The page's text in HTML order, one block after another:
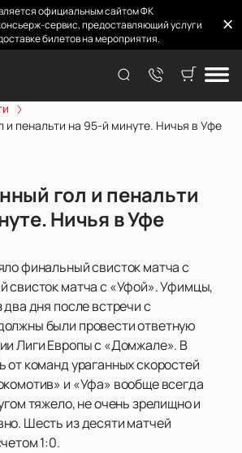
официальным сайтом ФК
сервис, предоставляющий услуги
билетов на мероприятия.
и пенальти на 95-й минуте. Ничья в Уфе
гол и пенальти
Ничья в Уфе
финальный свисток матча с
свисток матча с «Уфой». Уфимцы,
дня после встречи с
были провести ответную
Лиги Европы с «Домжале». В
от команд ураганных скоростей
и «Уфа» вообще всегда
тяжело, не очень зрелищно и
Шесть из десяти матчей
1:0.